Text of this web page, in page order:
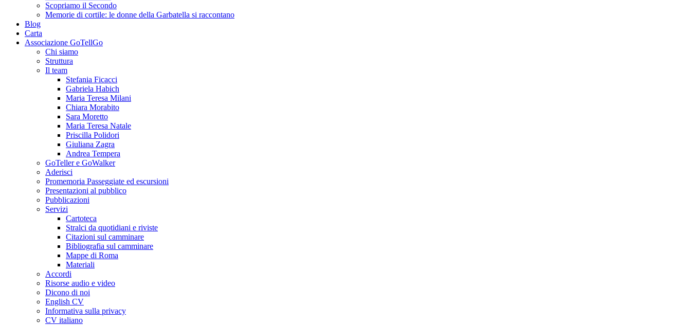
Scopriamo il Secondo
Memorie di cortile: le donne della Garbatella si raccontano
Blog
Carta
Associazione GoTellGo
Chi siamo
Struttura
Il team
Stefania Ficacci
Gabriela Habich
Maria Teresa Milani
Chiara Morabito
Sara Moretto
Maria Teresa Natale
Priscilla Polidori
Giuliana Zagra
Andrea Tempera
GoTeller e GoWalker
Aderisci
Promemoria Passeggiate ed escursioni
Presentazioni al pubblico
Pubblicazioni
Servizi
Cartoteca
Stralci da quotidiani e riviste
Citazioni sul camminare
Bibliografia sul camminare
Mappe di Roma
Materiali
Accordi
Risorse audio e video
Dicono di noi
English CV
Informativa sulla privacy
CV italiano